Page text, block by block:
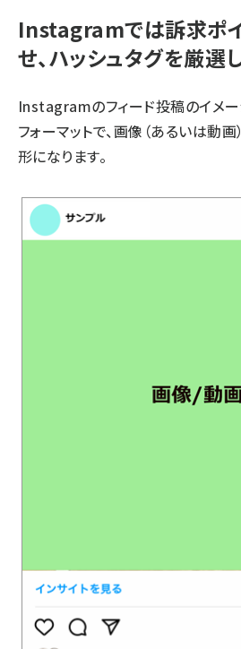
Instagramでは訴求ポ
せ、ハッシュタグを厳選
Instagramのフィード投稿のイメー
フォーマットで、画像（あるいは動
形になります。